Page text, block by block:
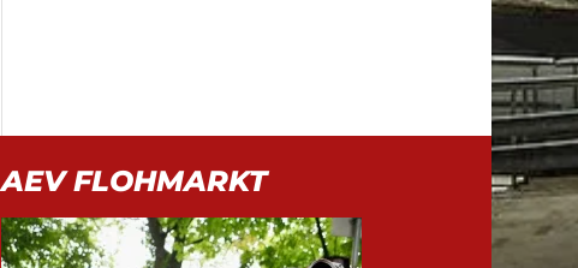
AEV FLOHMARKT